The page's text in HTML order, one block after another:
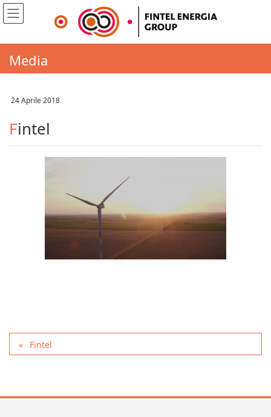
Media
24 Aprile 2018
Fintel
Fintel